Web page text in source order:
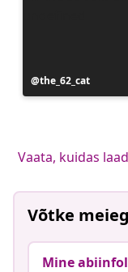
Postitus
avaldatud
the_62_cat
Vaata, kuidas
Võtke
Mine